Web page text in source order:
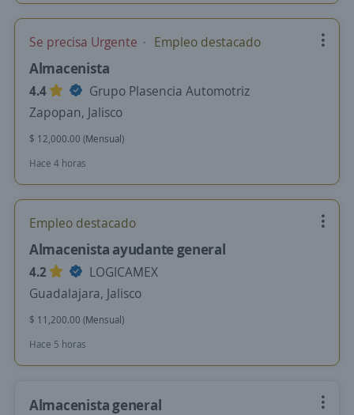
Se precisa Urgente Empleo destacado
Almacenista
4.4
Grupo Plasencia Automotriz
Zapopan, Jalisco
$ 12,000.00 (Mensual)
Hace 4 horas
Empleo destacado
Almacenista ayudante general
4.2
LOGICAMEX
Guadalajara, Jalisco
$ 11,200.00 (Mensual)
Hace 5 horas
Almacenista general